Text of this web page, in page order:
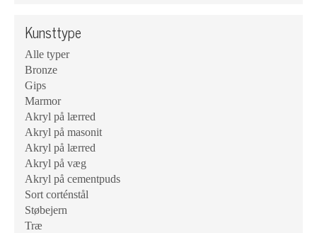
Kunsttype
Alle typer
Bronze
Gips
Marmor
Akryl på lærred
Akryl på masonit
Akryl på lærred
Akryl på væg
Akryl på cementpuds
Sort corténstål
Støbejern
Træ